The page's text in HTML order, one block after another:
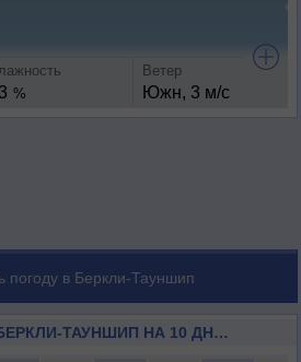
%
Ветер
Южн, 3 м/с
погоду в Беркли-Тауншип
ПРОГНОЗ ПОГОДЫ В БЕРКЛИ-ТАУНШИП НА 10 ДНЕЙ